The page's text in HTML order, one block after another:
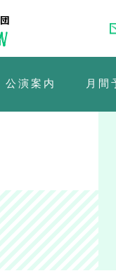
公演案内 月間